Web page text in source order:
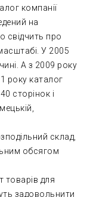
компанії
на
свідчить про
У 2005
А з 2009 року
року каталог
сторінок і
склад,
обсягом
для
задовольнити